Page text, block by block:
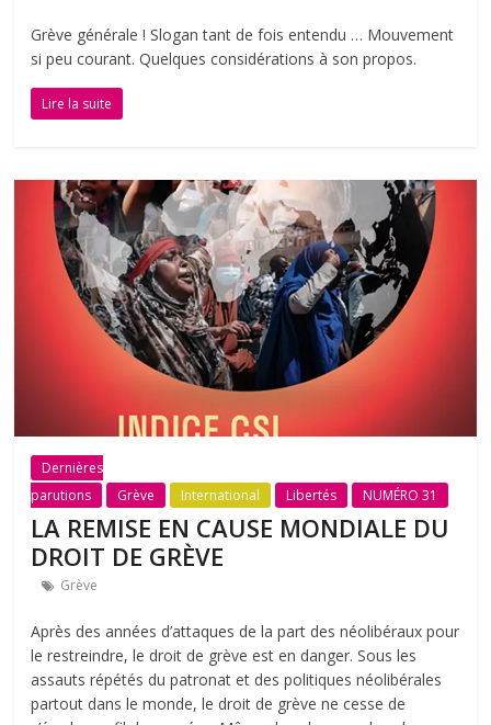
Grève générale ! Slogan tant de fois entendu … Mouvement
si peu courant. Quelques considérations à son propos.
Lire la suite
Dernières
parutions
Grève International Libertés NUMÉRO 31
LA REMISE EN CAUSE MONDIALE DU
DROIT DE GRÈVE
Grève
Après des années d’attaques de la part des néolibéraux pour
le restreindre, le droit de grève est en danger. Sous les
assauts répétés du patronat et des politiques néolibérales
partout dans le monde, le droit de grève ne cesse de